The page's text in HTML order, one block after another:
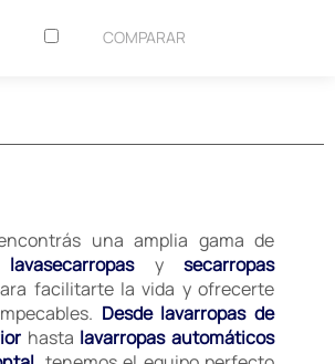
COMPARAR
una amplia gama de
ysecarropas
facilitarte la vida y ofrecerte
Desde lavarropas de
hasta lavarropas automáticos